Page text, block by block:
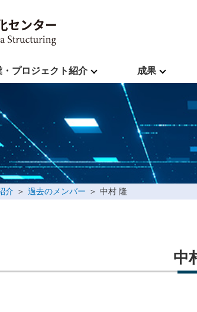
・プロジェクト紹介 成果
介 過去のメンバー 中村 隆
中